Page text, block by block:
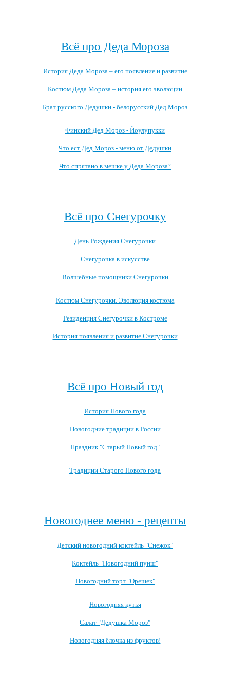
Всё про Деда Мороза
История Деда Мороза – его появление и развитие
Костюм Деда Мороза – история его эволюции
Брат русского Дедушки - белорусский Дед Мороз
Финский Дед Мороз - Йоулупукки
Что ест Дед Мороз - меню от Дедушки
Что спрятано в мешке у Деда Мороза?
Всё про Снегурочку
День Рождения Снегурочки
Снегурочка в искусстве
Волшебные помощники Снегурочки
Костюм Снегурочки. Эволюция костюма
Резиденция Снегурочки в Костроме
История появления и развитие Снегурочки
Всё про Новый год
История Нового года
Новогодние традиции в России
Праздник "Старый Новый год"
Традиции Старого Нового года
Новогоднее меню - рецепты
Детский новогодний коктейль "Снежок"
Коктейль "Новогодний пунш"
Новогодний торт "Орешек"
Новогодняя кутья
Салат "Дедушка Мороз"
Новогодняя ёлочка из фруктов!